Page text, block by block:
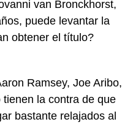
van Bronckhorst,
puede levantar la
obtener el título?
Ramsey, Joe Aribo,
la contra de que
bastante relajados al